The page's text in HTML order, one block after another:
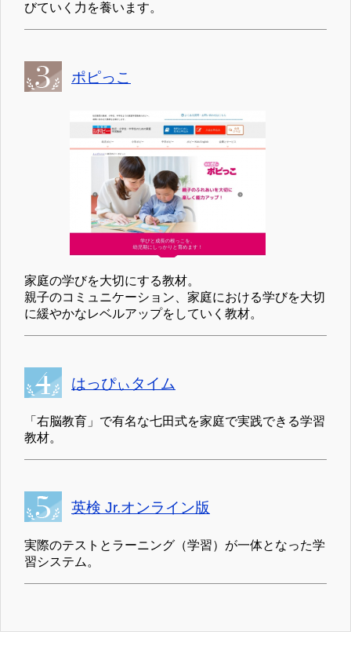
びていく力を養います。
ポピっこ
家庭の学びを大切にする教材。
親子のコミュニケーション、家庭における学びを大切
に緩やかなレベルアップをしていく教材。
はっぴぃタイム
「右脳教育」で有名な七田式を家庭で実践できる学習
教材。
英検 Jr.オンライン版
実際のテストとラーニング（学習）が一体となった学
習システム。